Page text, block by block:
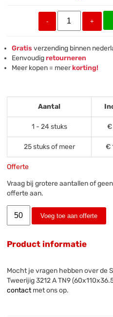
- +
Gratis verzending binnen
Eenvoudigretourneren
Meer kopen = meerkorting!
Aantal
1 - 24 stuks €
25 stuks of meer €
Offerte
Vraag bij grotere aantallen of
offerte aan.
Voeg toe aan offerte
Product informatie
Mocht je vragen hebben over de
Tweerijig 3212 A TN9
contactmet ons op.